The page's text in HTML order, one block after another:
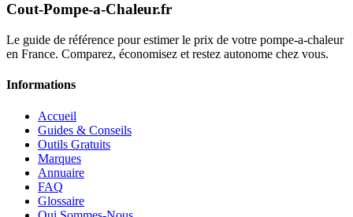
Cout-Pompe-a-Chaleur.fr
Le guide de référence pour estimer le prix de votre pompe-a-chaleur
en France. Comparez, économisez et restez autonome chez vous.
Informations
Accueil
Guides & Conseils
Outils Gratuits
Marques
Annuaire
FAQ
Glossaire